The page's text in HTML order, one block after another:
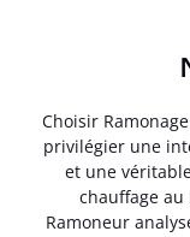
Choisir
privilégier une
et une
chauffage
Ramoneur